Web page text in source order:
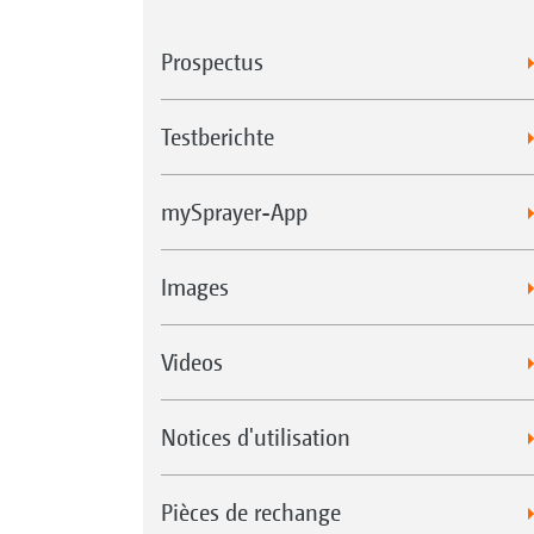
Prospectus
Testberichte
mySprayer-App
Images
Videos
Notices d'utilisation
Pièces de rechange